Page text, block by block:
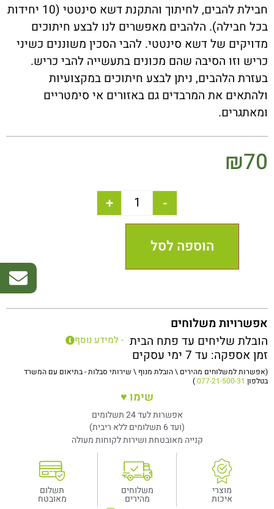
חבילת להבים, לחיתוך והתקנת דשא סינטטי (10 יחידות
בכל חבילה). הלהבים מאפשרים לנו לבצע חיתוכים
מדויקים של דשא סינטטי. להבי הסכין משוננים כשיני
כריש וזו הסיבה שהם מכונים בתעשייה להבי כריש.
בעזרת הלהבים, ניתן לבצע חיתוכים במקצועיות
ולהתאים את המרבדים גם באזורים אי סימטריים
ומאתגרים.
₪70
-
+
הוספה לסל
אפשרויות משלוחים
הובלת שליחים עד פתח הבית - למידע נוסף
זמן אספקה: עד 7 ימי עסקים
(אפשרות למשלוחים מהירים \ הובלת מנוף \ שירותי סבלות - בתיאום עם המשרד
בטלפון 077-21-500-31
)
שימו ♥
אפשרות לעד 24 תשלומים
(ועד 6 תשלומים ללא ריבית)
קנייה מאובטחת ושירות לקוחות מעולה
מוצרי
איכות
משלוחים
מהירים
תשלום
מאובטח